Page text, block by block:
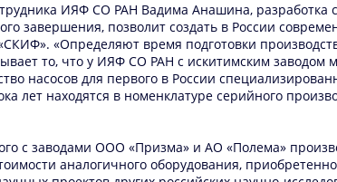
ИЯФ СО РАН Вадима Анашина,
завершения, позволит создать в России
«Определяют время подготовки
то, что у ИЯФ СО РАН с искитимским
насосов для первого в России
лет находятся в номенклатуре серийного
с заводами ООО «Призма» и АО «Полема»
аналогичного оборудования,